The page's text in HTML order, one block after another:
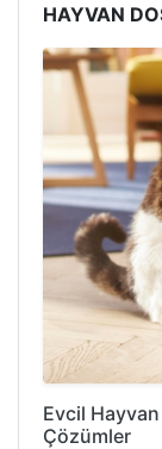
HAYVAN
Evcil Hayvan
Çözümler